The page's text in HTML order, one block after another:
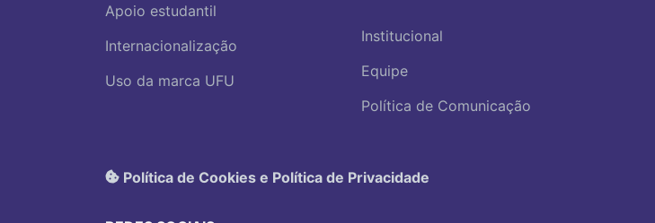
Apoio estudantil
Internacionalização
Uso da marca UFU
Institucional
Equipe
Política de Comunicação
Política de Cookies e Política de Privacidade